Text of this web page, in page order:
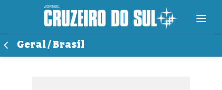
Geral / Brasil